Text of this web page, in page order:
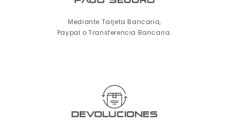
Mediante Tarjeta Bancaria,
Paypal o Transferencia Bancaria.
Devoluciones